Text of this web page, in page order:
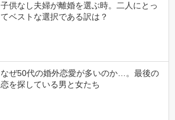
子供なし夫婦が離婚を選ぶ時。二人にとっ
てベストな選択である訳は？
なぜ50代の婚外恋愛が多いのか…。最後の
恋を探している男と女たち